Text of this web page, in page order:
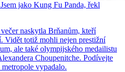
jako Kung Fu Panda, řekl
naskytla Brňanům, kteří
Vidět totiž mohli nejen prestižní
ale také olympijského medailistu
Choupenitche. Podívejte
vypadalo.